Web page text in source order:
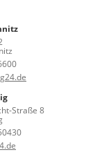
Straße 8